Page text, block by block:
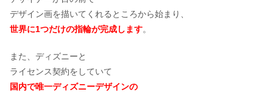
デザイン画を描いてくれるところから始まり、
世界に1つだけの指輪が完成します。
また、ディズニーと
ライセンス契約をしていて
国内で唯一ディズニーデザインの